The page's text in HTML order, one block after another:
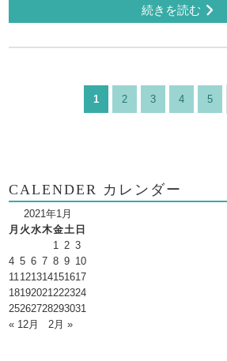
続きを読む
1 2 3 4 5
CALENDER カレンダー
2021年1月
月 火水木金土 日
1 2 3
4 5 6 7 8 9 10
11121314151617
18192021222324
25262728293031
« 12月
2月 »